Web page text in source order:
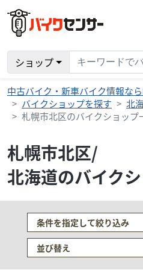
ショップ
中古バイク・新車バイク情報な
バイクショップを探す
北
札幌市北区のバイクショップ
札幌市北区/
北海道のバイク
条件を指定して絞り込み
並び替え